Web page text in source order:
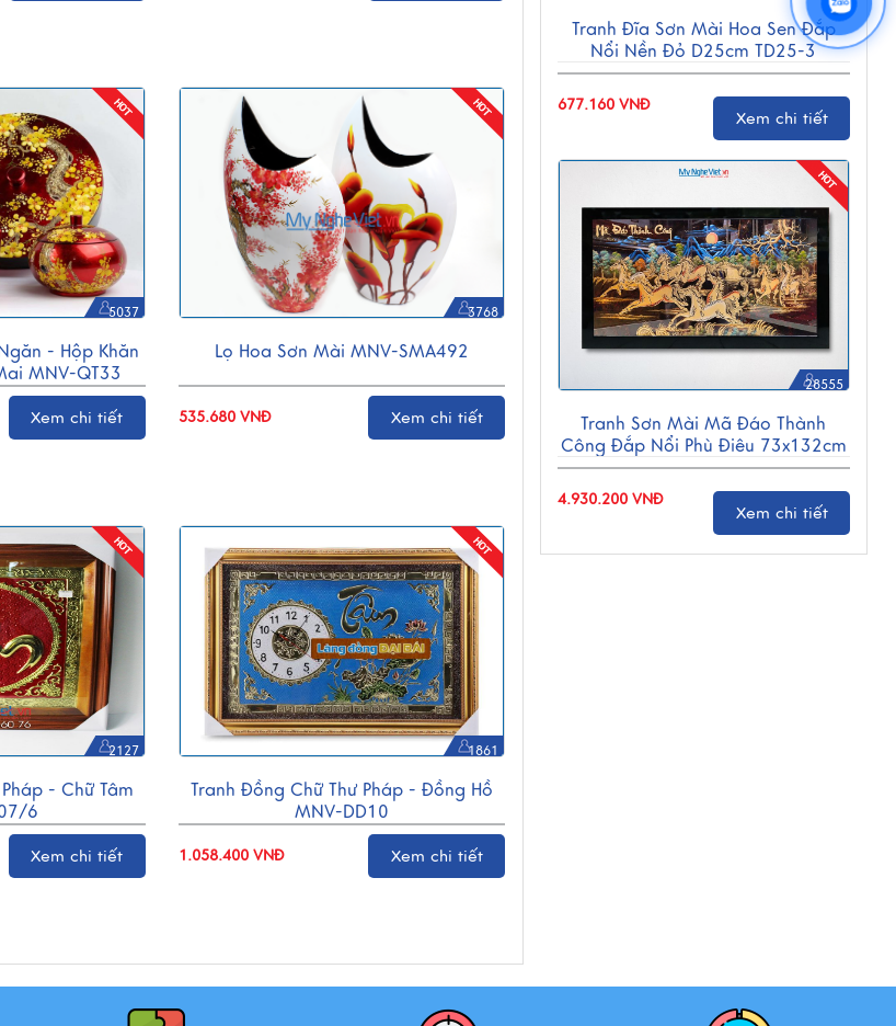
5037
- Hộp Khăn
MNV-QT33
Xem chi tiết
3768
Lọ Hoa Sơn Mài MNV-SMA492
535.680 VNĐ Xem chi tiết
2127
- Chữ Tâm
6
Xem chi tiết
1861
Tranh Đồng Chữ Thư Pháp - Đồng Hồ
MNV-DD10
1.058.400 VNĐ Xem chi tiết
Tranh Đĩa Sơn Mài Hoa Sen Đắp
Nổi Nền Đỏ D25cm TD25-3
677.160 VNĐ
Xem chi tiết
28555
Tranh Sơn Mài Mã Đáo Thành
Công Đắp Nổi Phù Điêu 73x132cm
TSM7138-3
4.930.200 VNĐ
Xem chi tiết